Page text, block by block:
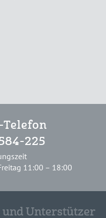
225
11:00 – 18:00
und Unterstützer